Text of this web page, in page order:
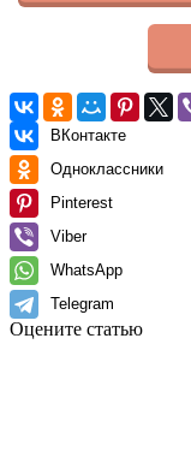
ВКонтакте
Одноклассники
Pinterest
Viber
WhatsApp
Telegram
Оцените статью